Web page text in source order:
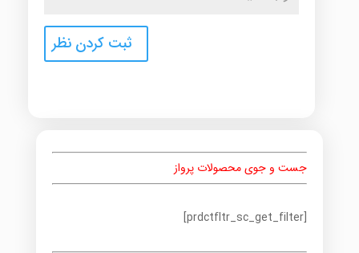
جست و جوی محصولات پرواز
[prdctfltr_sc_get_filter]